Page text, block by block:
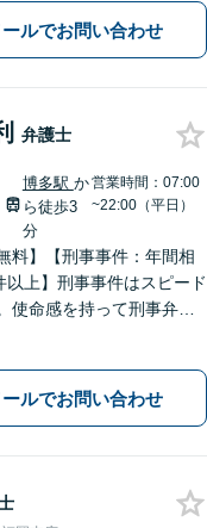
件（博多警察署まで徒歩5
も対応。
ールでお問い合わせ
弁護士
博多駅 か
ら徒歩3
分
営業時間：07:00
~22:00（平日）
料】【刑事事件：年間相
以上】刑事事件はスピード
使命感を持って刑事弁護
訳を介さず英語で直接サ
ールでお問い合わせ